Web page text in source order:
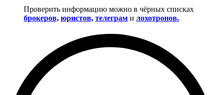
Проверить информацию можно в чёрных списках
брокеров, юристов, телеграм и лохотронов.